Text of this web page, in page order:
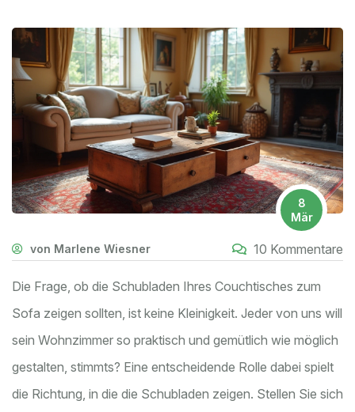
8
Mär
von Marlene Wiesner 10 Kommentare
Die Frage, ob die Schubladen Ihres Couchtisches zum
Sofa zeigen sollten, ist keine Kleinigkeit. Jeder von uns will
sein Wohnzimmer so praktisch und gemütlich wie möglich
gestalten, stimmts? Eine entscheidende Rolle dabei spielt
die Richtung, in die die Schubladen zeigen. Stellen Sie sich